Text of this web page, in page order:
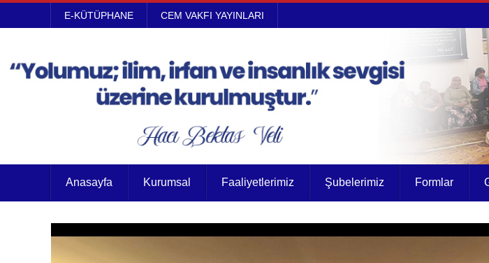
E-KÜTÜPHANE CEM VAKFI YAYINLARI
Anasayfa Kurumsal Faaliyetlerimiz Şubelerimiz Formlar